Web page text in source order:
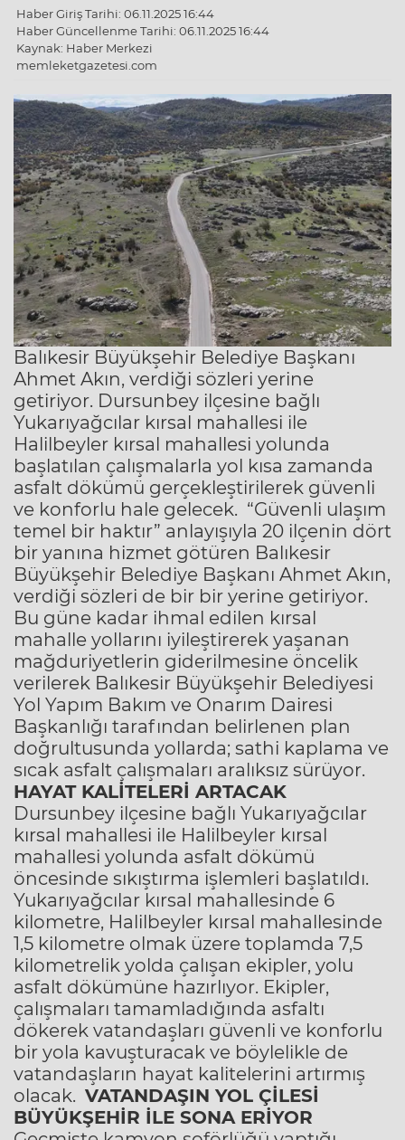
Haber Giriş Tarihi: 06.11.2025 16:44
Haber Güncellenme Tarihi: 06.11.2025 16:44
Kaynak: Haber Merkezi
memleketgazetesi.com
Balıkesir Büyükşehir Belediye Başkanı
Ahmet Akın, verdiği sözleri yerine
getiriyor. Dursunbey ilçesine bağlı
Yukarıyağcılar kırsal mahallesi ile
Halilbeyler kırsal mahallesi yolunda
başlatılan çalışmalarla yol kısa zamanda
asfalt dökümü gerçekleştirilerek güvenli
ve konforlu hale gelecek. “Güvenli ulaşım
temel bir haktır” anlayışıyla 20 ilçenin dört
bir yanına hizmet götüren Balıkesir
Büyükşehir Belediye Başkanı Ahmet Akın,
verdiği sözleri de bir bir yerine getiriyor.
Bu güne kadar ihmal edilen kırsal
mahalle yollarını iyileştirerek yaşanan
mağduriyetlerin giderilmesine öncelik
verilerek Balıkesir Büyükşehir Belediyesi
Yol Yapım Bakım ve Onarım Dairesi
Başkanlığı tarafından belirlenen plan
doğrultusunda yollarda; sathi kaplama ve
sıcak asfalt çalışmaları aralıksız sürüyor.
HAYAT KALİTELERİ ARTACAK
Dursunbey ilçesine bağlı Yukarıyağcılar
kırsal mahallesi ile Halilbeyler kırsal
mahallesi yolunda asfalt dökümü
öncesinde sıkıştırma işlemleri başlatıldı.
Yukarıyağcılar kırsal mahallesinde 6
kilometre, Halilbeyler kırsal mahallesinde
1,5 kilometre olmak üzere toplamda 7,5
kilometrelik yolda çalışan ekipler, yolu
asfalt dökümüne hazırlıyor. Ekipler,
çalışmaları tamamladığında asfaltı
dökerek vatandaşları güvenli ve konforlu
bir yola kavuşturacak ve böylelikle de
vatandaşların hayat kalitelerini artırmış
olacak. VATANDAŞIN YOL ÇİLESİ
BÜYÜKŞEHİR İLE SONA ERİYOR